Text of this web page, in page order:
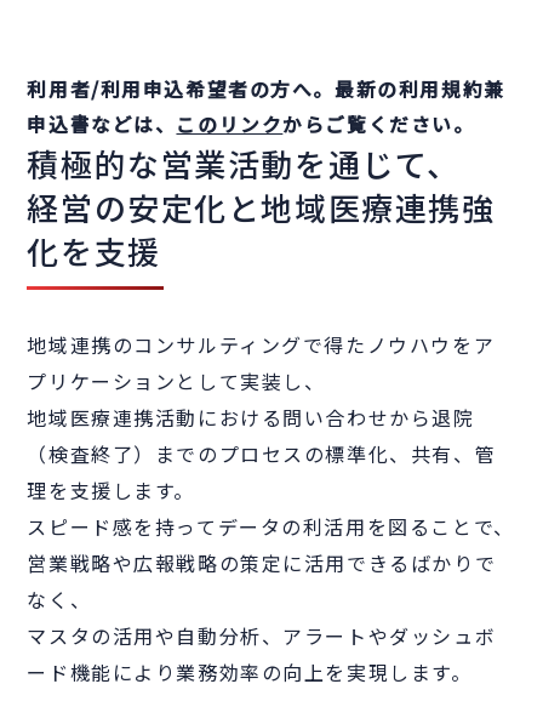
利用者/利用申込希望者の方へ。最新の利用規約兼
申込書などは、 このリンクからご覧ください。
積極的な営業活動を通じて、
経営の安定化と地域医療連携強
化を支援
地域連携のコンサルティングで得たノウハウをア
プリケーションとして実装し、
地域医療連携活動における問い合わせから退院
（検査終了）までのプロセスの標準化、共有、管
理を支援します。
スピード感を持ってデータの利活用を図ることで、
営業戦略や広報戦略の策定に活用できるばかりで
なく、
マスタの活用や自動分析、アラートやダッシュボ
ード機能により業務効率の向上を実現します。